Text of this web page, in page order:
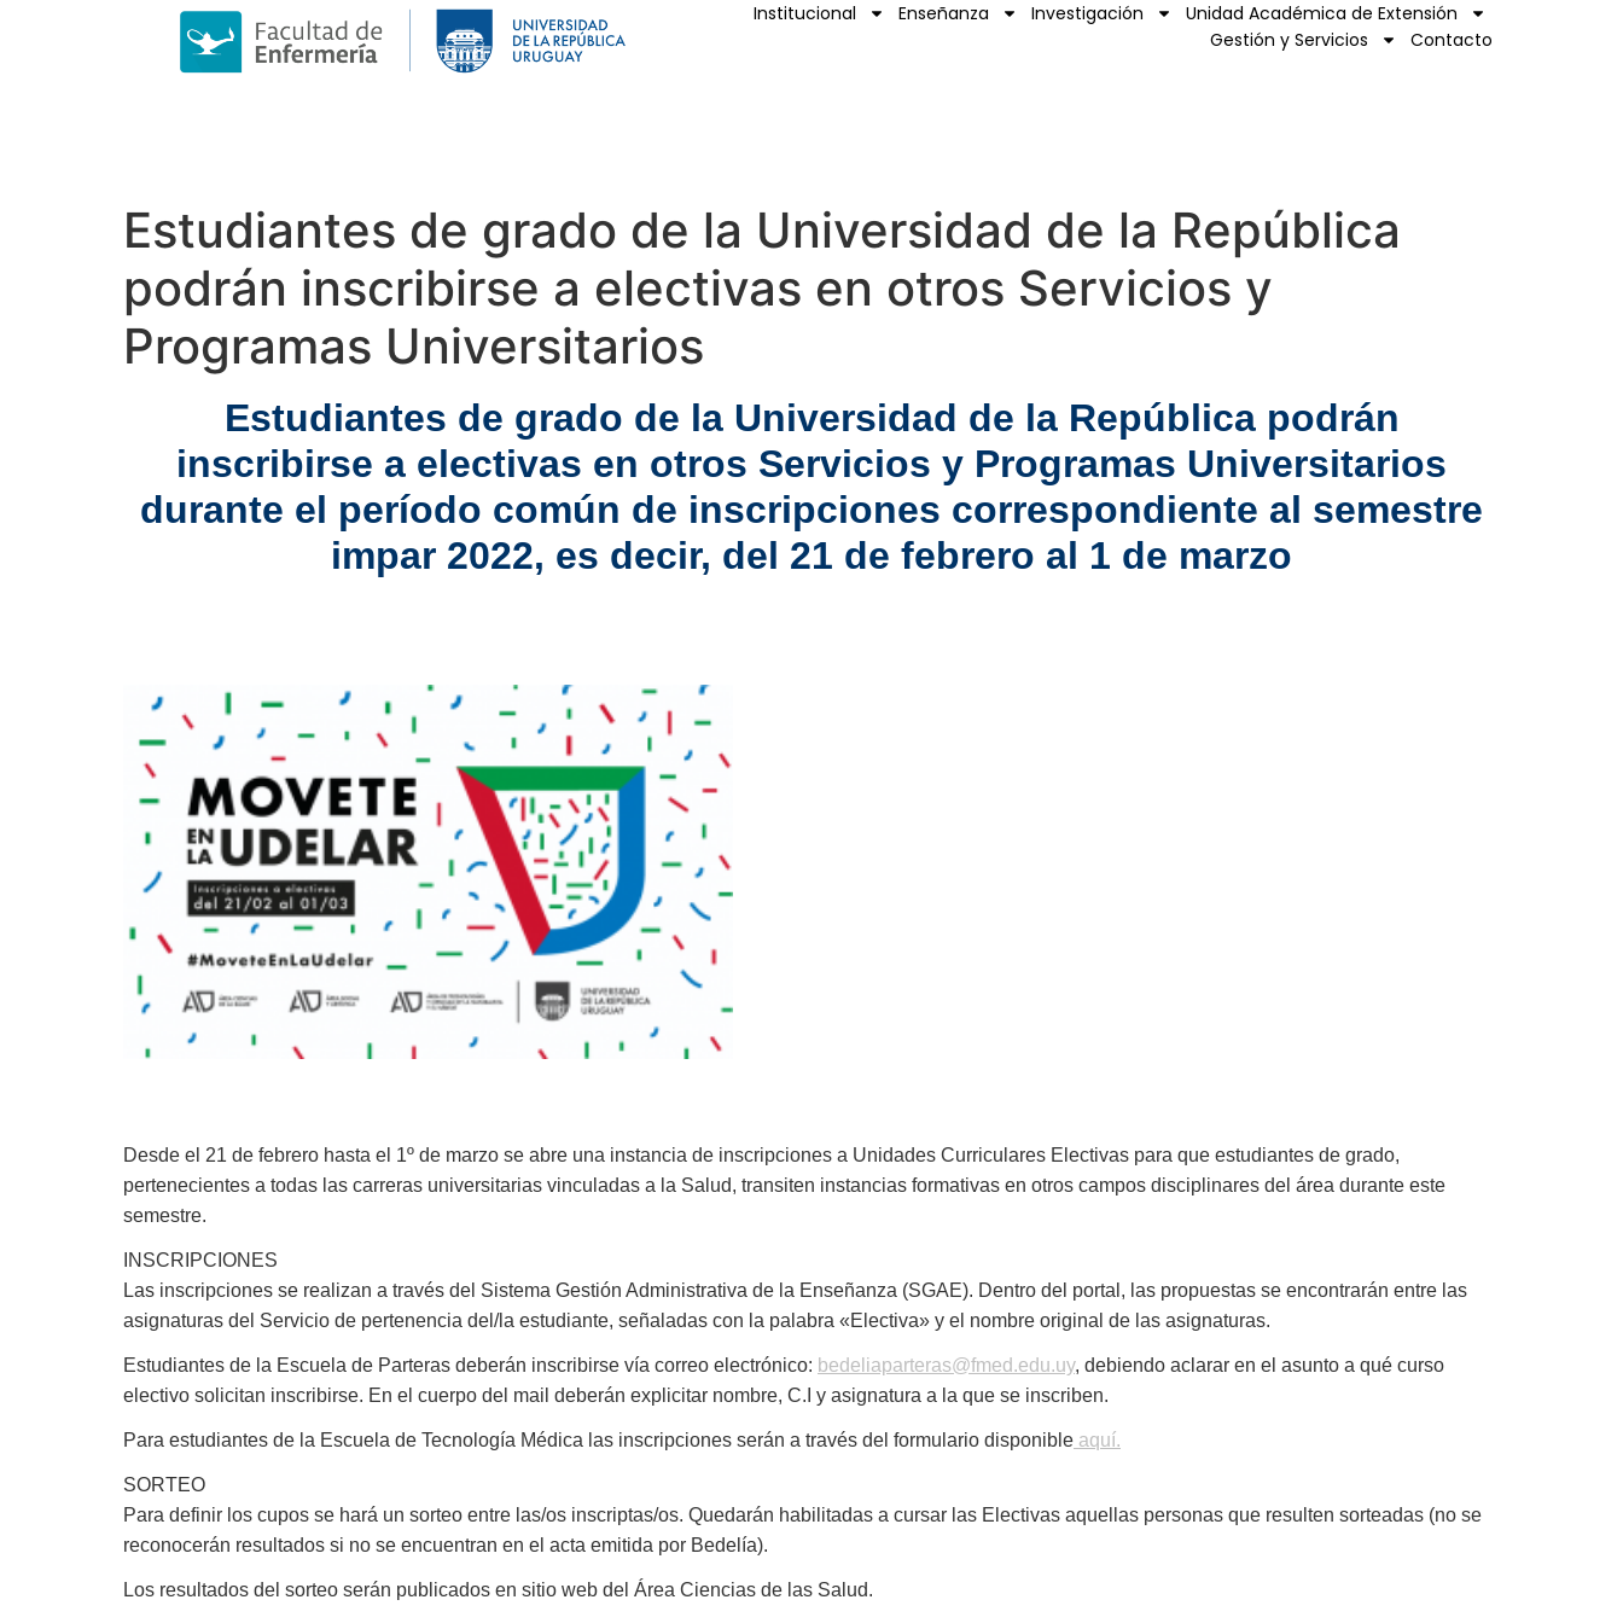
Institucional Enseñanza Investigación
Unidad Académica de Extensión
Gestión y Servicios
Contacto
Estudiantes de grado de la Universidad de la República
podrán inscribirse a electivas en otros Servicios y
Programas Universitarios
Estudiantes de grado de la Universidad de la República podrán
inscribirse a electivas en otros Servicios y Programas Universitarios
durante el período común de inscripciones correspondiente al semestre
impar 2022, es decir, del 21 de febrero al 1 de marzo
Desde el 21 de febrero hasta el 1º de marzo se abre una instancia de inscripciones a Unidades Curriculares Electivas para que estudiantes de grado,
pertenecientes a todas las carreras universitarias vinculadas a la Salud, transiten instancias formativas en otros campos disciplinares del área durante este
semestre.
INSCRIPCIONES
Las inscripciones se realizan a través del Sistema Gestión Administrativa de la Enseñanza (SGAE). Dentro del portal, las propuestas se encontrarán entre las
asignaturas del Servicio de pertenencia del/la estudiante, señaladas con la palabra «Electiva» y el nombre original de las asignaturas.
Estudiantes de la Escuela de Parteras deberán inscribirse vía correo electrónico: bedeliaparteras@fmed.edu.uy, debiendo aclarar en el asunto a qué curso
electivo solicitan inscribirse. En el cuerpo del mail deberán explicitar nombre, C.I y asignatura a la que se inscriben.
Para estudiantes de la Escuela de Tecnología Médica las inscripciones serán a través del formulario disponible aquí.
SORTEO
Para definir los cupos se hará un sorteo entre las/os inscriptas/os. Quedarán habilitadas a cursar las Electivas aquellas personas que resulten sorteadas (no se
reconocerán resultados si no se encuentran en el acta emitida por Bedelía).
Los resultados del sorteo serán publicados en sitio web del Área Ciencias de las Salud.